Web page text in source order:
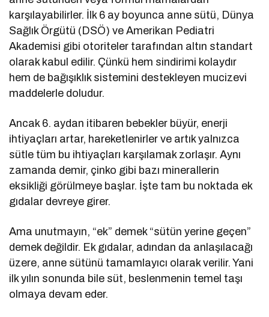
karşılayabilirler. İlk 6 ay boyunca anne sütü, Dünya
Sağlık Örgütü (DSÖ) ve Amerikan Pediatri
Akademisi gibi otoriteler tarafından altın standart
olarak kabul edilir. Çünkü hem sindirimi kolaydır
hem de bağışıklık sistemini destekleyen mucizevi
maddelerle doludur.
Ancak 6. aydan itibaren bebekler büyür, enerji
ihtiyaçları artar, hareketlenirler ve artık yalnızca
sütle tüm bu ihtiyaçları karşılamak zorlaşır. Aynı
zamanda demir, çinko gibi bazı minerallerin
eksikliği görülmeye başlar. İşte tam bu noktada ek
gıdalar devreye girer.
Ama unutmayın, “ek” demek “sütün yerine geçen”
demek değildir. Ek gıdalar, adından da anlaşılacağı
üzere, anne sütünü tamamlayıcı olarak verilir. Yani
ilk yılın sonunda bile süt, beslenmenin temel taşı
olmaya devam eder.